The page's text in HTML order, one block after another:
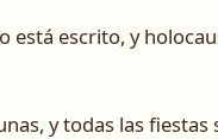
escrito, y
y todas las